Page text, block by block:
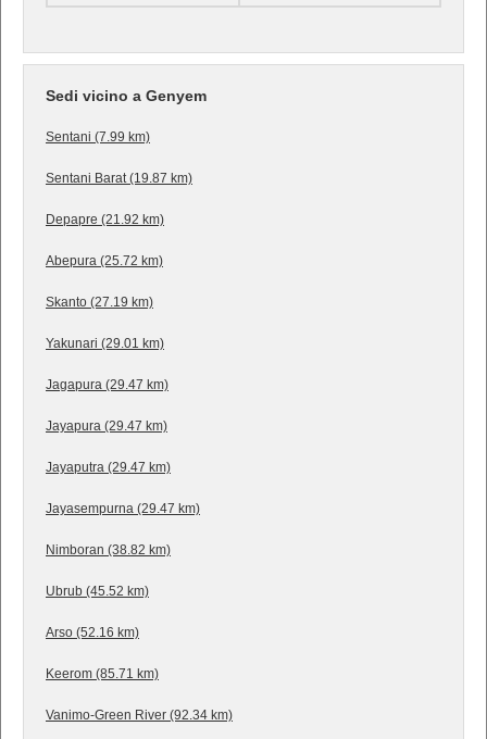
Sedi vicino a Genyem
Sentani (7.99 km)
Sentani Barat (19.87 km)
Depapre (21.92 km)
Abepura (25.72 km)
Skanto (27.19 km)
Yakunari (29.01 km)
Jagapura (29.47 km)
Jayapura (29.47 km)
Jayaputra (29.47 km)
Jayasempurna (29.47 km)
Nimboran (38.82 km)
Ubrub (45.52 km)
Arso (52.16 km)
Keerom (85.71 km)
Vanimo-Green River (92.34 km)